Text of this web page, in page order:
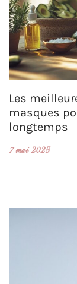
Les
masques
longtemps
7 mai 2025